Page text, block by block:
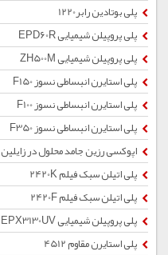
پلی بوتادین رابر1220
پلی پروپیلن شیمیایی EPD60R
پلی پروپیلن شیمیایی ZH500M
پلی استایرن انبساطی نسوز F150
پلی استایرن انبساطی نسوز F100
پلی استایرن انبساطی نسوز F350
اپوکسی رزین جامد محلول در زایلین
پلی اتیلن سبک فیلم 2420K
پلی اتیلن سبک فیلم 2420F
پلی پروپیلن شیمیایی EPX3130UV
پلی استایرن مقاوم 4512